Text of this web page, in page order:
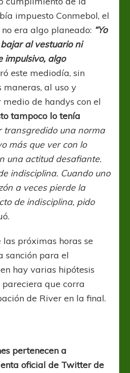
impuesto Conmebol, el
era algo planeado: “Yo
al vestuario ni
impulsivo, algo
este mediodía, sin
maneras, al uso y
de handys con el
tampoco lo tenía
transgredido una norma
más que ver con lo
una actitud desafiante.
indisciplina. Cuando uno
a veces pierde la
de indisciplina, pido
próximas horas se
sanción para el
hay varias hipótesis
pareciera que corra
de River en la final.
pertenecen a
oficial de Twitter de